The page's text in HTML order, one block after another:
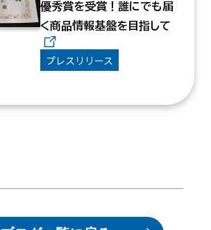
優秀賞を受賞！誰にでも届
く商品情報基盤を目指して
プレスリリース